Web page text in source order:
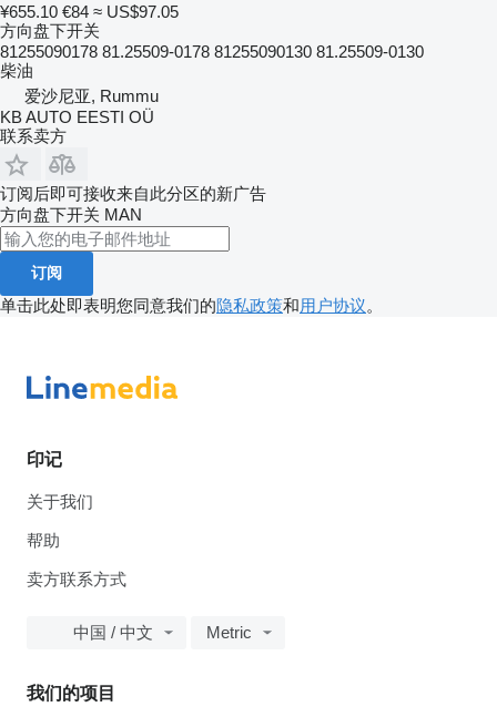
¥655.10 €84 ≈ US$97.05
方向盘下开关
81255090178 81.25509-0178 81255090130 81.25509-0130
柴油
爱沙尼亚, Rummu
KB AUTO EESTI OÜ
联系卖方
订阅后即可接收来自此分区的新广告
方向盘下开关 MAN
订阅
单击此处即表明您同意我们的隐私政策和用户协议。
印记
关于我们
帮助
卖方联系方式
中国 / 中文 Metric
我们的项目